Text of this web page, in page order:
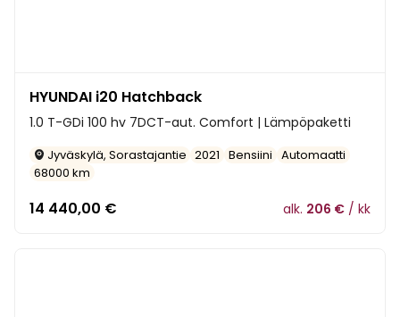
HYUNDAI i20 Hatchback
1.0 T-GDi 100 hv 7DCT-aut. Comfort | Lämpöpaketti
Jyväskylä, Sorastajantie 2021 Bensiini Automaatti
68000 km
14 440,00 € alk. 206 € / kk